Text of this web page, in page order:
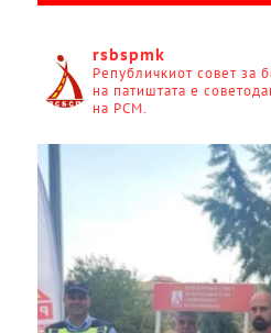
rsbspmk
Републичкиот совет за
на патиштата е
на РСМ.